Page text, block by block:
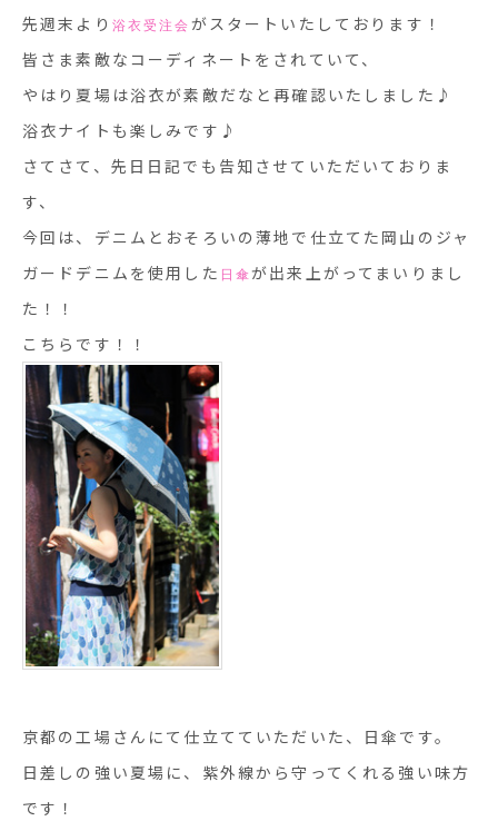
先週末より 浴衣受注会 がスタートいたしております！
皆さま素敵なコーディネートをされていて、
やはり夏場は浴衣が素敵だなと再確認いたしました♪
浴衣ナイトも楽しみです♪
さてさて、先日日記でも告知させていただいておりま
す、
今回は、デニムとおそろいの薄地で仕立てた岡山のジャ
ガードデニムを使用した 日傘が出来上がってまいりまし
た！！
こちらです！！
京都の工場さんにて仕立てていただいた、日傘です。
日差しの強い夏場に、紫外線から守ってくれる強い味方
です！